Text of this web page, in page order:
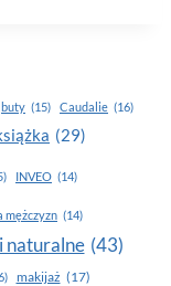
buty (15) Caudalie (16)
(29)
INVEO (14)
mężczyzn (14)
naturalne (43)
makijaż (17)